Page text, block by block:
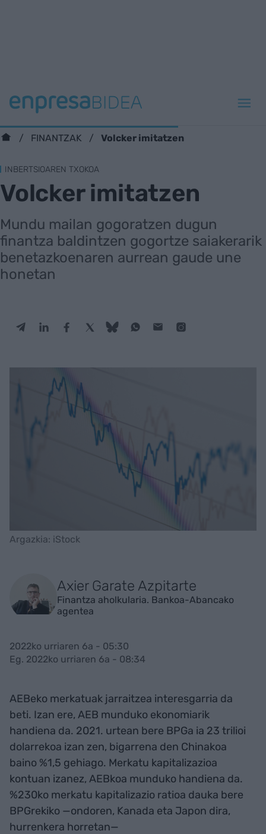
FINANTZAK Volcker imitatzen
INBERTSIOAREN TXOKOA
Volcker imitatzen
Mundu mailan gogoratzen dugun
finantza baldintzen gogortze saiakerarik
benetazkoenaren aurrean gaude une
honetan
Argazkia: iStock
Axier Garate Azpitarte
Finantza aholkularia. Bankoa-Abancako
agentea
2022ko urriaren 6a - 05:30
Eg. 2022ko urriaren 6a - 08:34
AEBeko merkatuak jarraitzea interesgarria da
beti. Izan ere, AEB munduko ekonomiarik
handiena da. 2021. urtean bere BPGa ia 23 trilioi
dolarrekoa izan zen, bigarrena den Chinakoa
baino %1,5 gehiago. Merkatu kapitalizazioa
kontuan izanez, AEBkoa munduko handiena da.
%230ko merkatu kapitalizazio ratioa dauka bere
BPGrekiko —ondoren, Kanada eta Japon dira,
hurrenkera horretan—